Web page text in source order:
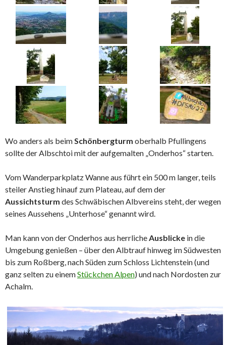
Wo anders als beimSchönbergturm oberhalb Pfullingens
sollte der Albschtoi mit der aufgemalten „Onderhos“ starten.
Vom Wanderparkplatz Wanne aus führt ein 500 m langer, teils
steiler Anstieg hinauf zum Plateau, auf dem der
Aussichtsturm des Schwäbischen Albvereins steht, der wegen
seines Aussehens „Unterhose“ genannt wird.
Man kann von der Onderhos aus herrlicheAusblicke in die
Umgebung genießen – über den Albtrauf hinweg im Südwesten
bis zum Roßberg, nach Süden zum Schloss Lichtenstein (und
ganz selten zu einemStückchen Alpen) und nach Nordosten zur
Achalm.